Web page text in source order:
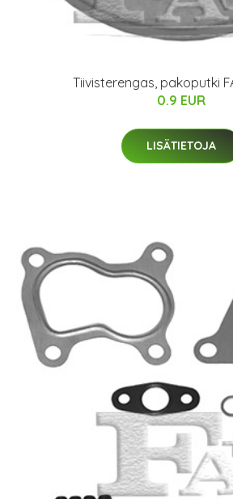
Tiivisterengas, pakoputki
0.9 EUR
LISÄTIETOJA